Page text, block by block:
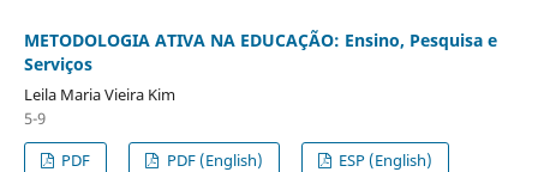
METODOLOGIA ATIVA NA EDUCAÇÃO: Ensino, Pesquisa e
Serviços
Leila Maria Vieira Kim
5-9
PDF
PDF (English) ESP (English)